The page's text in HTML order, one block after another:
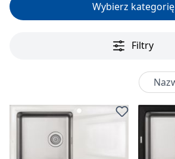
Wybierz kategorię
Filtry